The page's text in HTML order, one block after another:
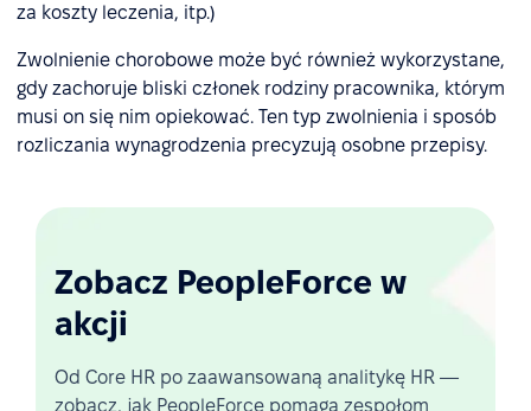
za koszty leczenia, itp.)
Zwolnienie chorobowe może być również wykorzystane,
gdy zachoruje bliski członek rodziny pracownika, którym
musi on się nim opiekować. Ten typ zwolnienia i sposób
rozliczania wynagrodzenia precyzują osobne przepisy.
Zobacz PeopleForce w
akcji
Od Core HR po zaawansowaną analitykę HR —
zobacz, jak PeopleForce pomaga zespołom